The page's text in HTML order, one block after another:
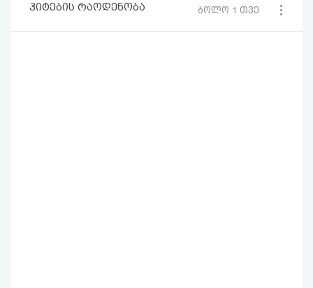
ჰიტების რაოდენობა ბოლო 1 თვე